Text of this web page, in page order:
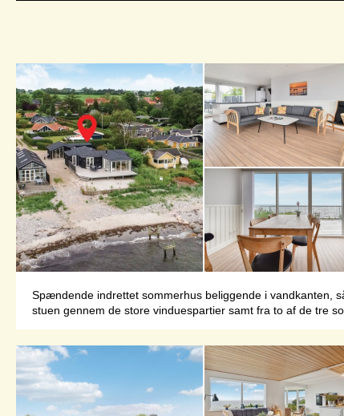
Spændende indrettet sommerhus beliggende i vandkanten,
stuen gennem de store vinduespartier samt fra to af de tre